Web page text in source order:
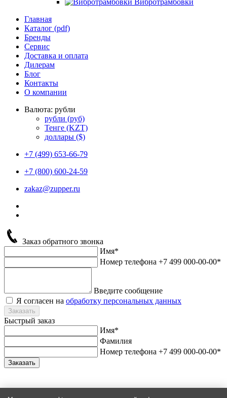
Главная
Каталог (pdf)
Бренды
Сервис
Доставка и оплата
Дилерам
Блог
Контакты
О компании
Валюта: рубли
рубли (руб)
Тенге (KZT)
доллары ($)
+7 (499) 653-66-79
+7 (800) 600-24-59
zakaz@zupper.ru
Заказ обратного звонка
Имя*
Номер телефона +7 499 000-00-00*
Введите сообщение
Я согласен на обработку персональных данных
Заказать
Быстрый заказ
Имя*
Фамилия
Номер телефона +7 499 000-00-00*